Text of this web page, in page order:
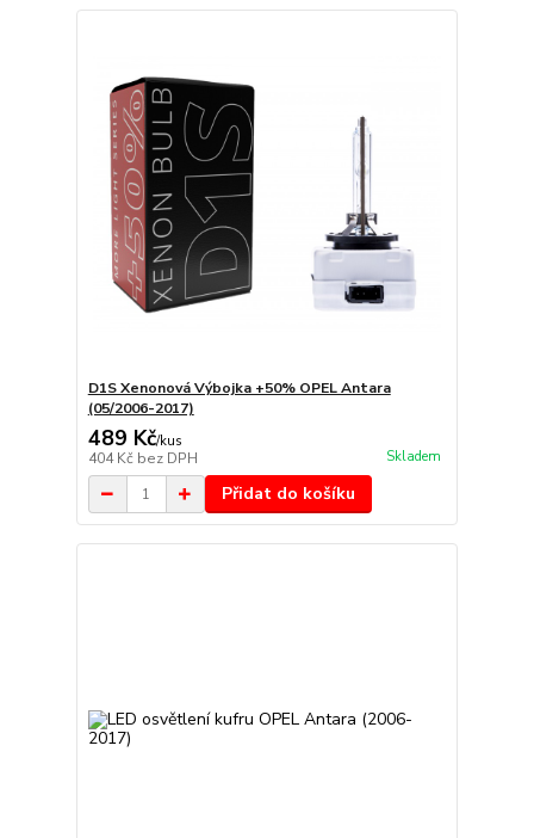
D1S Xenonová Výbojka +50% OPEL Antara
(05/2006-2017)
489 Kč/kus
404 Kč bez DPH Skladem
Přidat do košíku